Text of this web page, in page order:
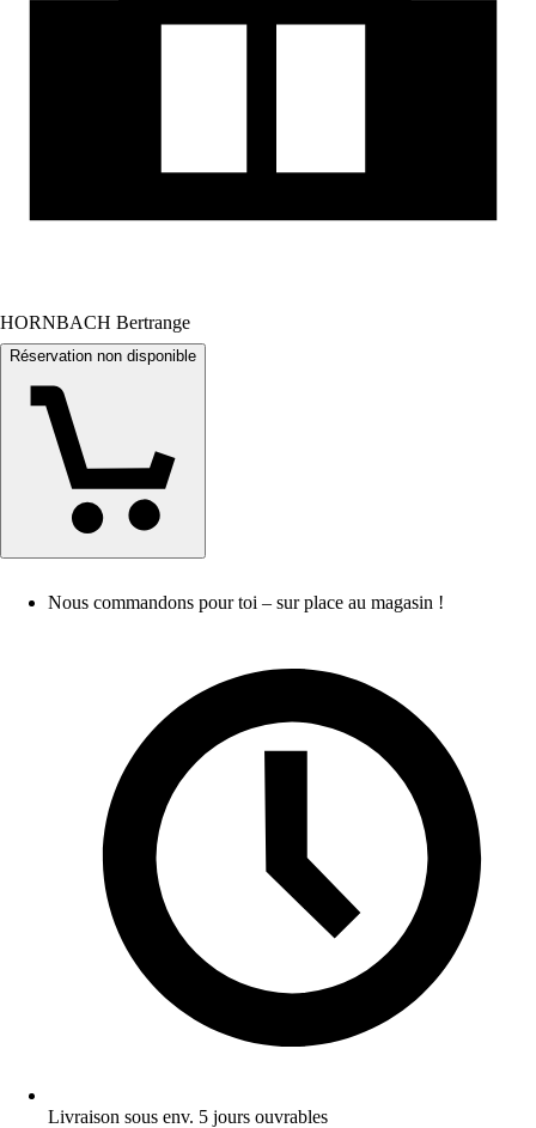
HORNBACH Bertrange
Réservation non disponible
Nous commandons pour toi – sur place au magasin !
Livraison sous env. 5 jours ouvrables